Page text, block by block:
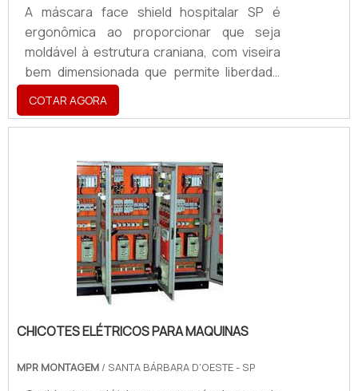
A máscara face shield hospitalar SP é
ergonômica ao proporcionar que seja
moldável à estrutura craniana, com viseira
bem dimensionada que permite liberdade
de movimento sem perder qualidade na
proteção. A face shield ela também é
reutilizável com praticidade na hora de
questão de preocupação. Com a pandemia
do coronavírus, autoridades têm
estabelecido como obrigatório o uso de
máscara em locais públicos e
estabelecimentos como supermercados e
farmácias. Qu.
COTAR AGORA
CHICOTES ELÉTRICOS PARA MAQUINAS
MPR MONTAGEM / SANTA BÁRBARA D'OESTE - SP